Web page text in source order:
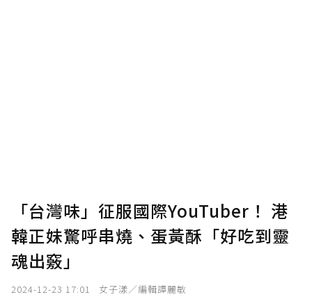
「台灣味」征服國際YouTuber！ 港
韓正妹驚呼串燒、蛋黃酥「好吃到靈
魂出竅」
2024-12-23 17:01 女子漾／編輯譚麗敏